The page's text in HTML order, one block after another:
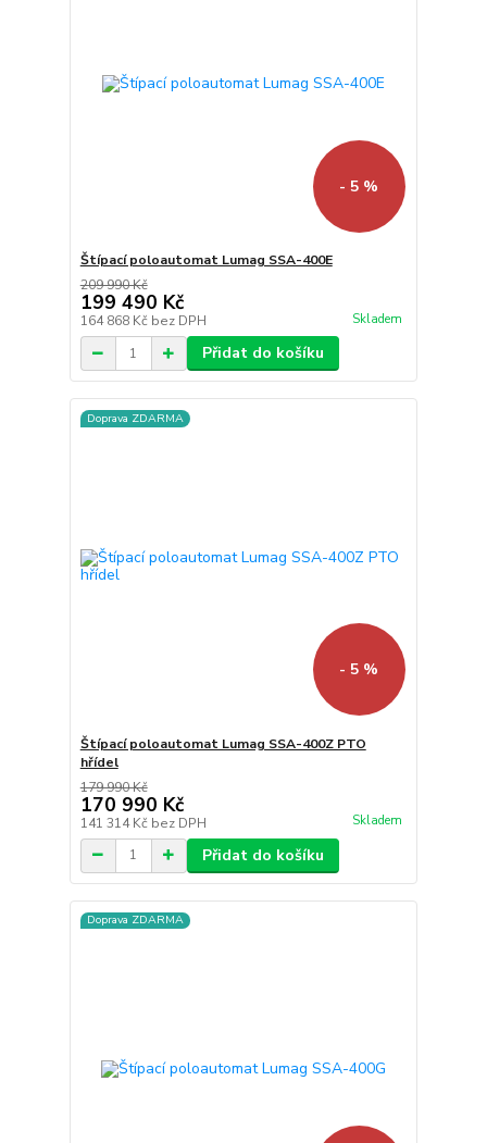
- 5 %
Štípací poloautomat Lumag SSA-400E
209 990 Kč
199 490 Kč
164 868 Kč bez DPH Skladem
Přidat do košíku
Doprava ZDARMA
- 5 %
Štípací poloautomat Lumag SSA-400Z PTO
hřídel
179 990 Kč
170 990 Kč
141 314 Kč bez DPH Skladem
Přidat do košíku
Doprava ZDARMA